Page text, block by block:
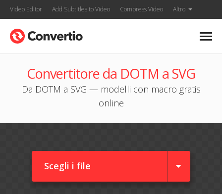
Video Editor Add Subtitles to Video Compress Video Altro
Convertitore da DOTM a SVG
Da DOTM a SVG — modelli con macro gratis
online
Scegli i file